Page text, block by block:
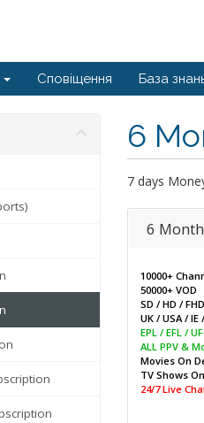
Сповіщення База
6
7 days
6
10000+
50000+ VOD
SD / HD /
UK / USA / IE
EPL / EFL /
ALL PPV &
Movies On
TV Shows
24/7 Live